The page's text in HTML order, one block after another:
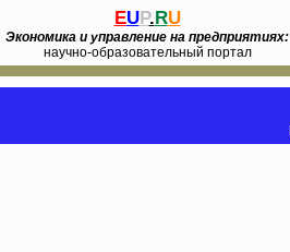
EUP.RU
Экономика и управление на предприятиях:
научно-образовательный портал